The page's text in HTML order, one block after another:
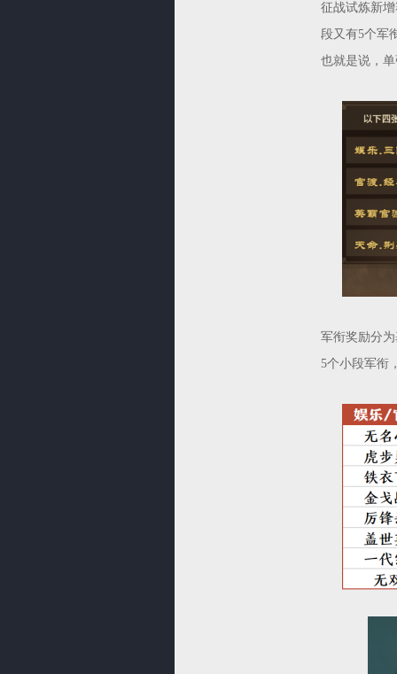
征战试炼新
段又有5个军
也就是说，
军衔奖励分
5个小段军衔